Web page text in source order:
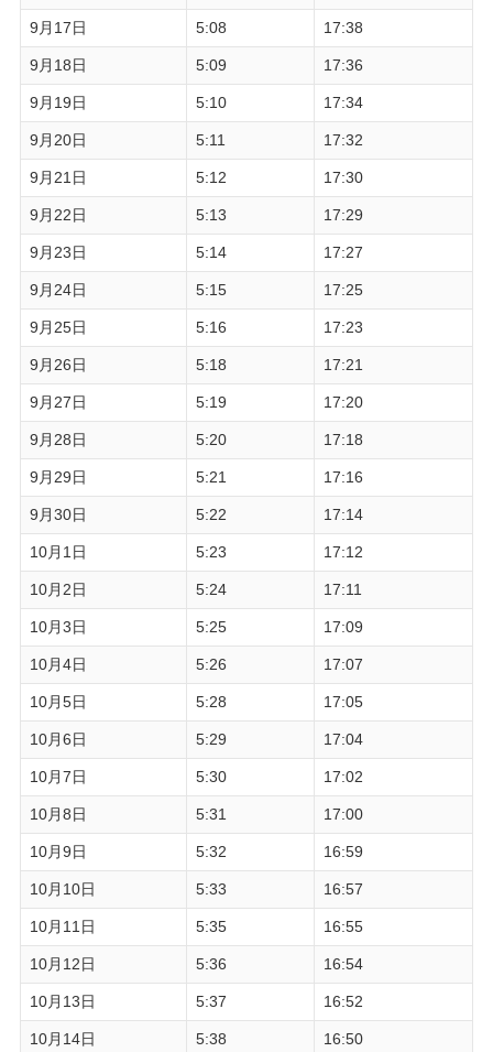
9月17日 5:08 17:38
9月18日 5:09 17:36
9月19日 5:10 17:34
9月20日 5:11 17:32
9月21日 5:12 17:30
9月22日 5:13 17:29
9月23日 5:14 17:27
9月24日 5:15 17:25
9月25日 5:16 17:23
9月26日 5:18 17:21
9月27日 5:19 17:20
9月28日 5:20 17:18
9月29日 5:21 17:16
9月30日 5:22 17:14
10月1日 5:23 17:12
10月2日 5:24 17:11
10月3日 5:25 17:09
10月4日 5:26 17:07
10月5日 5:28 17:05
10月6日 5:29 17:04
10月7日 5:30 17:02
10月8日 5:31 17:00
10月9日 5:32 16:59
10月10日 5:33 16:57
10月11日 5:35 16:55
10月12日 5:36 16:54
10月13日 5:37 16:52
10月14日 5:38 16:50